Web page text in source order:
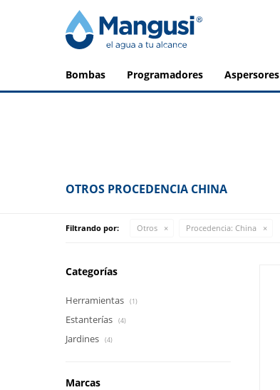
bombas programadores aspersores
OTROS PROCEDENCIA CHINA
Filtrando por: Otros Procedencia: China
Categorías
Herramientas (1)
Estanterías (4)
Jardines (4)
Marcas